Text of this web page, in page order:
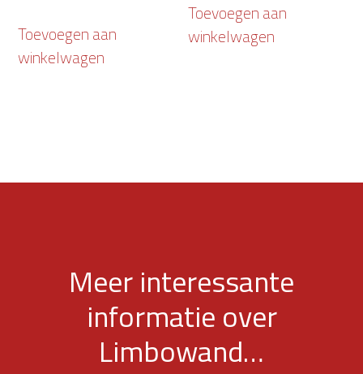
Toevoegen aan
winkelwagen
Toevoegen aan
winkelwagen
Meer interessante
informatie over
Limbowand…